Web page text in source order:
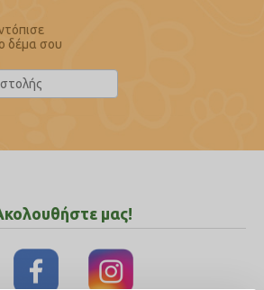
δέμα σου
μας!